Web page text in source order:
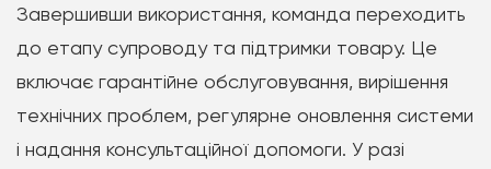
Завершивши використання, команда переходить
до етапу супроводу та підтримки товару. Це
включає гарантійне обслуговування, вирішення
технічних проблем, регулярне оновлення системи
і надання консультаційної допомоги. У разі